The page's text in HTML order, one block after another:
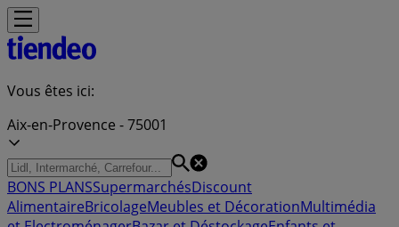
Vous êtes ici:
Aix-en-Provence - 75001
BONS PLANSSupermarchésDiscount
AlimentaireBricolageMeubles et DécorationMultimédia